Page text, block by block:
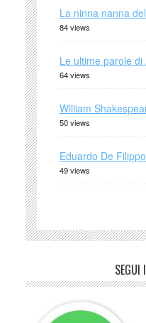
La ninna nanna
84 views
Le ultime parole di
64 views
William
50 views
Eduardo De
49 views
SEGUI